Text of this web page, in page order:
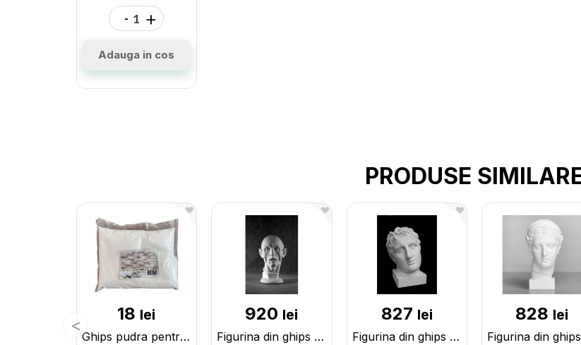
- +
Adauga in cos
PRODUSE
18 lei
Ghips pudra pentru modelare 1000gr 000145
920 lei
Figurina din ghips ekorshe dupa Houdon 10-107
827 lei
Figurina din ghips Capul lui Apoxyomen 10-114
828 lei